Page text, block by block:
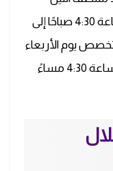
ماعدا يومي الخميس والجمعة من الساعة 4:30 صباحًا إلى
تخصص يوم الأربعاء
من كل أسبوع للنساء فقط بدءً من الساعة 4:30 مساءً